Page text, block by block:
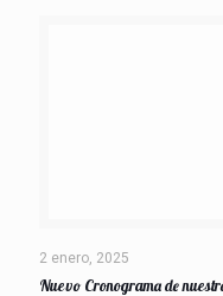
2 enero, 2025
Nuevo Cronograma de